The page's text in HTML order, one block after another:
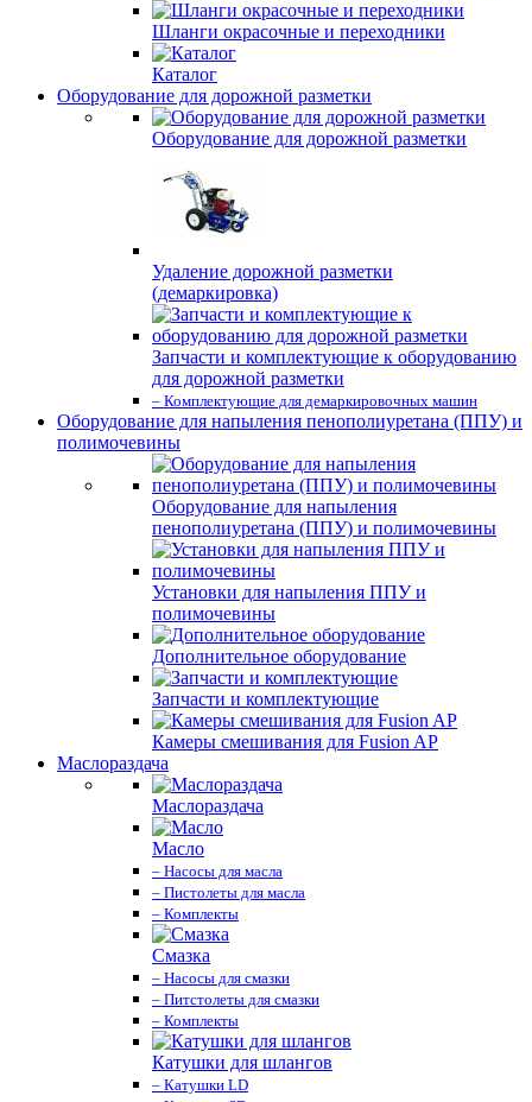
Шланги окрасочные и переходники
Каталог
Оборудование для дорожной разметки
Оборудование для дорожной разметки
Удаление дорожной разметки
(демаркировка)
Запчасти и комплектующие к оборудованию
для дорожной разметки
– Комплектующие для демаркировочных машин
Оборудование для напыления пенополиуретана (ППУ) и
полимочевины
Оборудование для напыления
пенополиуретана (ППУ) и полимочевины
Установки для напыления ППУ и
полимочевины
Дополнительное оборудование
Запчасти и комплектующие
Камеры смешивания для Fusion AP
Маслораздача
Маслораздача
Масло
– Насосы для масла
– Пистолеты для масла
– Комплекты
Смазка
– Насосы для смазки
– Питстолеты для смазки
– Комплекты
Катушки для шлангов
– Катушки LD